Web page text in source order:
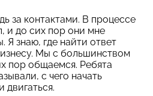
за контактами. В процессе
и до сих пор они мне
знаю, где найти ответ
Мы с большинством
пор общаемся. Ребята
с чего начать
двигаться.